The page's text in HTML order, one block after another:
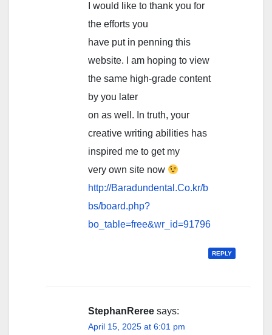
I would like to thank you for
the efforts you
have put in penning this
website. I am hoping to view
the same high-grade content
by you later
on as well. In truth, your
creative writing abilities has
inspired me to get my
very own site now
http://Baradundental.Co.kr/b
bs/board.php?
bo_table=free&wr_id=91796
REPLY
StephanReree says:
April 15, 2025 at 6:01 pm